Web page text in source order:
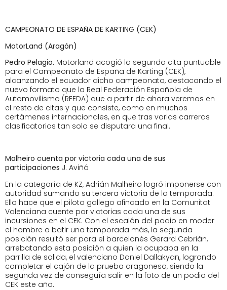
CAMPEONATO DE ESPAÑA DE KARTING (CEK)
MotorLand (Aragón)
Pedro Pelagio. Motorland acogió la segunda cita puntuable
para el Campeonato de España de Karting (CEK),
alcanzando el ecuador dicho campeonato, destacando el
nuevo formato que la Real Federación Española de
Automovilismo (RFEDA) que a partir de ahora veremos en
el resto de citas y que consiste, como en muchos
certámenes internacionales, en que tras varias carreras
clasificatorias tan solo se disputara una final.
Malheiro cuenta por victoria cada una de sus
participaciones J. Aviñó
En la categoría de KZ, Adrián Malheiro logró imponerse con
autoridad sumando su tercera victoria de la temporada.
Ello hace que el piloto gallego afincado en la Comunitat
Valenciana cuente por victorias cada una de sus
incursiones en el CEK. Con el escalón del podio en moder
el hombre a batir una temporada más, la segunda
posición resultó ser para el barcelonés Gerard Cebrián,
arrebatando esta posición a quien la ocupaba en la
parrilla de salida, el valenciano Daniel Dallakyan, logrando
completar el cajón de la prueba aragonesa, siendo la
segunda vez de conseguía salir en la foto de un podio del
CEK este año.